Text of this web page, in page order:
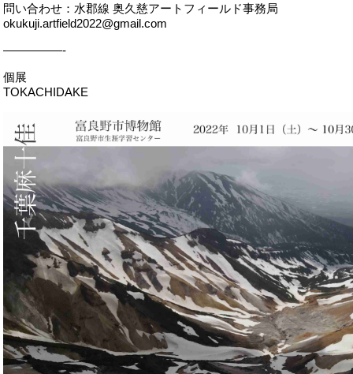
問い合わせ：水郡線 奥久慈アートフィールド事務局
okukuji.artfield2022@gmail.com
—————-
個展
TOKACHIDAKE